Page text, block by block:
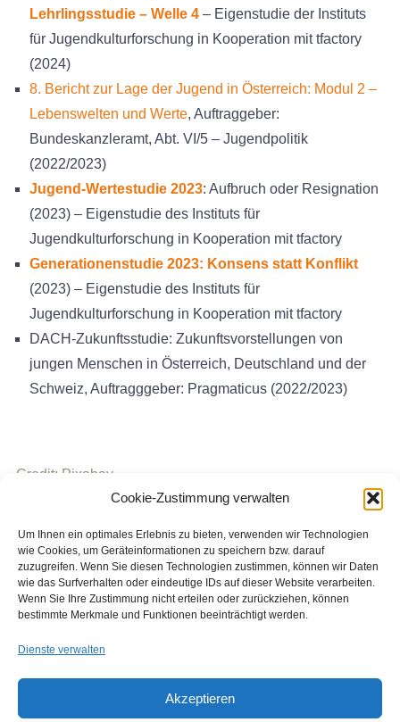
Cookie-Zustimmung verwalten
Um Ihnen ein optimales Erlebnis zu bieten, verwenden wir Technologien
wie Cookies, um Geräteinformationen zu speichern bzw. darauf
zuzugreifen. Wenn Sie diesen Technologien zustimmen, können wir Daten
wie das Surfverhalten oder eindeutige IDs auf dieser Website verarbeiten.
Wenn Sie Ihre Zustimmung nicht erteilen oder zurückziehen, können
bestimmte Merkmale und Funktionen beeinträchtigt werden.
Dienste verwalten
Akzeptieren
Lehrlingsstudie – Welle 4– Eigenstudie der Instituts
für Jugendkulturforschung in Kooperation mit tfactory
(2024)
8. Bericht zur Lage der Jugend in Österreich: Modul 2 –
Lebenswelten und Werte, Auftraggeber:
Bundeskanzleramt, Abt. VI/5 – Jugendpolitik
(2022/2023)
Jugend-Wertestudie 2023: Aufbruch oder Resignation
(2023) – Eigenstudie des Instituts für
Jugendkulturforschung in Kooperation mit tfactory
Generationenstudie 2023: Konsens statt Konflikt
(2023) – Eigenstudie des Instituts für
Jugendkulturforschung in Kooperation mit tfactory
DACH-Zukunftsstudie: Zukunftsvorstellungen von
jungen Menschen in Österreich, Deutschland und der
Schweiz, Auftragggeber: Pragmaticus (2022/2023)
Credit: Pixabay
Copyright © 2026 Institut für Jugendkulturforschung